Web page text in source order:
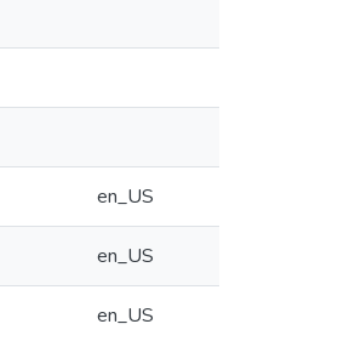
en_US
en_US
en_US